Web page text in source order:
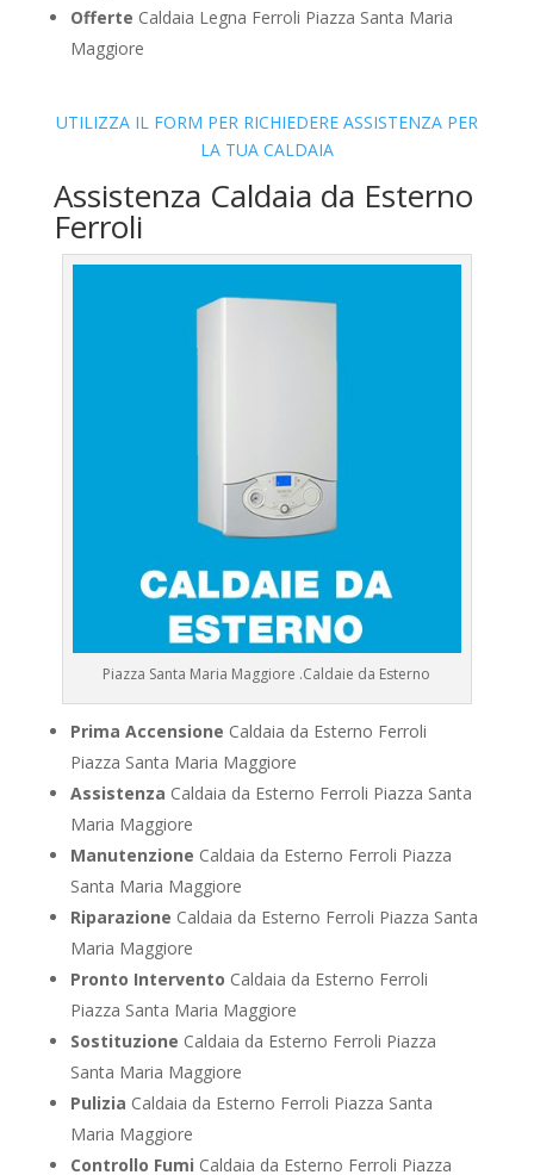
Offerte Caldaia Legna Ferroli Piazza Santa Maria
Maggiore
UTILIZZA IL FORM PER RICHIEDERE ASSISTENZA PER
LA TUA CALDAIA
Assistenza Caldaia da Esterno
Ferroli
Piazza Santa Maria Maggiore .Caldaie da Esterno
Prima Accensione Caldaia da Esterno Ferroli
Piazza Santa Maria Maggiore
Assistenza Caldaia da Esterno Ferroli Piazza Santa
Maria Maggiore
Manutenzione Caldaia da Esterno Ferroli Piazza
Santa Maria Maggiore
Riparazione Caldaia da Esterno Ferroli Piazza Santa
Maria Maggiore
Pronto Intervento Caldaia da Esterno Ferroli
Piazza Santa Maria Maggiore
Sostituzione Caldaia da Esterno Ferroli Piazza
Santa Maria Maggiore
Pulizia Caldaia da Esterno Ferroli Piazza Santa
Maria Maggiore
Controllo Fumi Caldaia da Esterno Ferroli Piazza